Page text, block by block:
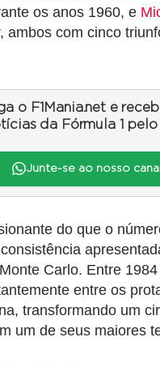
os anos 1960, e
, ambos com cinco
o F1Mania.net e
da Fórmula 1
Junte-se ao nosso
do que o
Carlo. Entre
entre os
transformando um
um de seus maiores